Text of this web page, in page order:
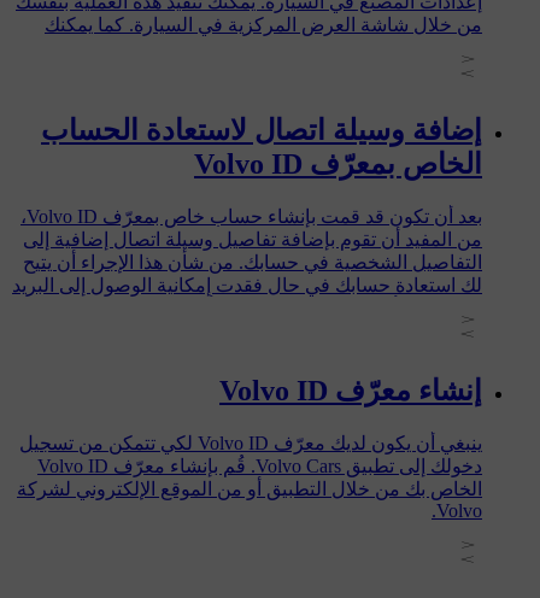
من خلال شاشة العرض المركزية في السيارة. كما يمكنك
Cars.
إضافة وسيلة اتصال لاستعادة الحساب
الخاص بمعرّف Volvo ID
بعد أن تكون قد قمت بإنشاء حساب خاص بمعرّف Volvo ID،
من المفيد أن تقوم بإضافة تفاصيل وسيلة اتصال إضافية إلى
التفاصيل الشخصية في حسابك. من شأن هذا الإجراء أن يتيح
لك استعادة حسابك في حال فقدت إمكانية الوصول إلى البريد
Volvo ID وأنك ستتمكن بكل سهولة من إعادة تعيين كلمة
المرور التي نسيتها.
إنشاء معرّف Volvo ID
ينبغي أن يكون لديك معرّف Volvo ID لكي تتمكن من تسجيل
دخولك إلى تطبيق Volvo Cars. قُم بإنشاء معرّف Volvo ID
الخاص بك من خلال التطبيق أو من الموقع الإلكتروني لشركة
Volvo.